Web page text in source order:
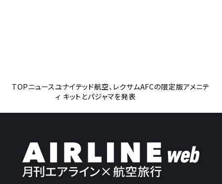
TOPニュースユナイテッド航空、レクサムAFCの限定版アメニテ
ィ キットとパジャマを発表